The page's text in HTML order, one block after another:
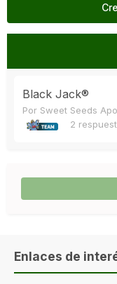
Black Jack®
Por Sweet Seeds
2
Enlaces de